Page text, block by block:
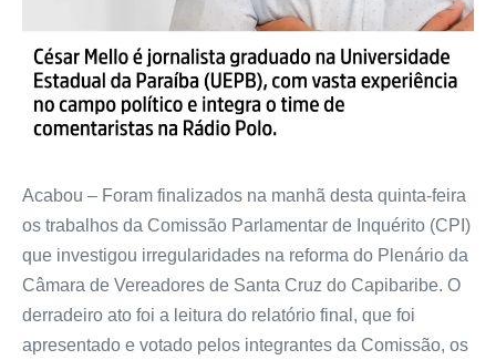
Acabou – Foram finalizados na manhã desta quinta-feira
os trabalhos da Comissão Parlamentar de Inquérito (CPI)
que investigou irregularidades na reforma do Plenário da
Câmara de Vereadores de Santa Cruz do Capibaribe. O
derradeiro ato foi a leitura do relatório final, que foi
apresentado e votado pelos integrantes da Comissão, os